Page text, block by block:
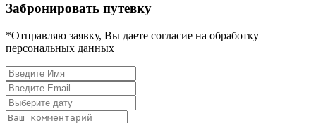
Забронировать путевку
*Отправляю заявку, Вы даете согласие на обработку
персональных данных